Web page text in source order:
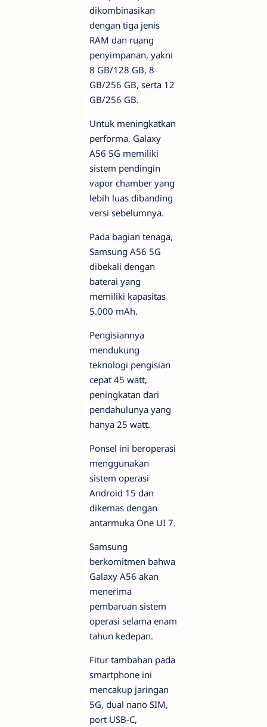
dikombinasikan
dengan tiga jenis
RAM dan ruang
penyimpanan, yakni
8 GB/128 GB, 8
GB/256 GB, serta 12
GB/256 GB.
Untuk meningkatkan
performa, Galaxy
A56 5G memiliki
sistem pendingin
vapor chamber yang
lebih luas dibanding
versi sebelumnya.
Pada bagian tenaga,
Samsung A56 5G
dibekali dengan
baterai yang
memiliki kapasitas
5.000 mAh.
Pengisiannya
mendukung
teknologi pengisian
cepat 45 watt,
peningkatan dari
pendahulunya yang
hanya 25 watt.
Ponsel ini beroperasi
menggunakan
sistem operasi
Android 15 dan
dikemas dengan
antarmuka One UI 7.
Samsung
berkomitmen bahwa
Galaxy A56 akan
menerima
pembaruan sistem
operasi selama enam
tahun kedepan.
Fitur tambahan pada
smartphone ini
mencakup jaringan
5G, dual nano SIM,
port USB-C,